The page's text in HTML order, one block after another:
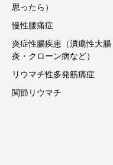
思ったら）
慢性腰痛症
炎症性腸疾患（潰瘍性大腸
炎・クローン病など）
リウマチ性多発筋痛症
関節リウマチ